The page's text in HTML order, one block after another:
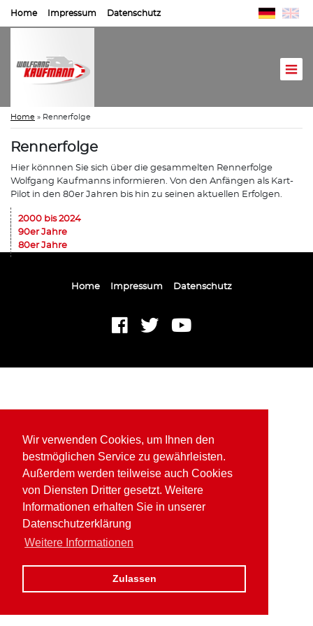
Wir verwenden Cookies, um Ihnen den
bestmöglichen Service zu gewährleisten.
Außerdem werden teilweise auch Cookies
von Diensten Dritter gesetzt. Weitere
Informationen erhalten Sie in unserer
Datenschutzerklärung
Weitere Informationen
Zulassen
Home Impressum Datenschutz
Home » Rennerfolge
Rennerfolge
Hier könnnen Sie sich über die gesammelten Rennerfolge
Wolfgang Kaufmanns informieren. Von den Anfängen als Kart-
Pilot in den 80er Jahren bis hin zu seinen aktuellen Erfolgen.
2000 bis 2024
90er Jahre
80er Jahre
Home Impressum Datenschutz